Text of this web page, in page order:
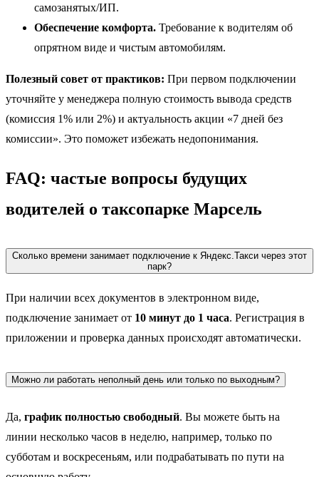
самозанятых/ИП.
Обеспечение комфорта. Требование к водителям об
опрятном виде и чистым автомобилям.
Полезный совет от практиков: При первом подключении
уточняйте у менеджера полную стоимость вывода средств
(комиссия 1% или 2%) и актуальность акции «7 дней без
комиссии». Это поможет избежать недопонимания.
FAQ: частые вопросы будущих
водителей о таксопарке Марсель
Сколько времени занимает подключение к Яндекс.Такси через этот
парк?
При наличии всех документов в электронном виде,
подключение занимает от 10 минут до 1 часа. Регистрация в
приложении и проверка данных происходят автоматически.
Можно ли работать неполный день или только по выходным?
Да, график полностью свободный. Вы можете быть на
линии несколько часов в неделю, например, только по
субботам и воскресеньям, или подрабатывать по пути на